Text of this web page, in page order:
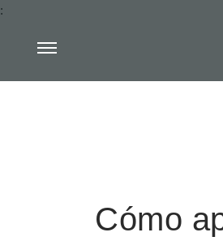
:
Cómo